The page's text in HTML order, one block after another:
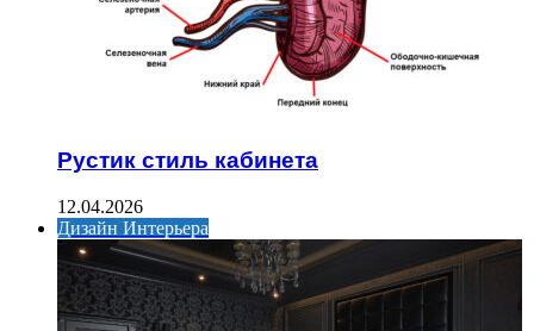
Рустик стиль кабинета
12.04.2026
Дизайн Интерьера